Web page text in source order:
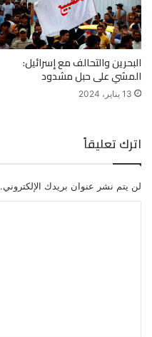
البحرين والتحالف مع إسرائيل:
المشي على حبل مشدود
13 يناير، 2024
اترك تعليقاً
لن يتم نشر عنوان بريدك الإلكتروني.